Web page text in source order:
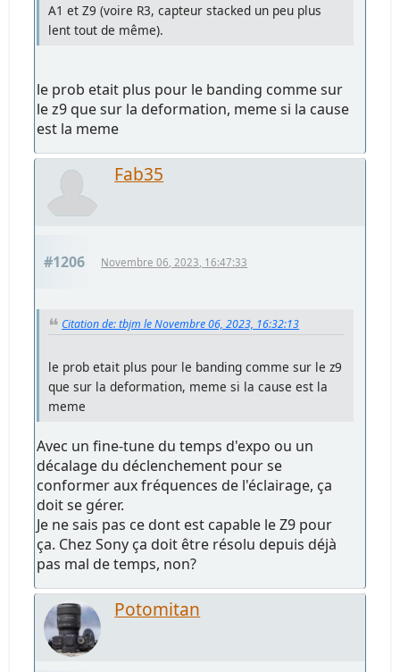
A1 et Z9 (voire R3, capteur stacked un peu plus
lent tout de même).
le prob etait plus pour le banding comme sur
le z9 que sur la deformation, meme si la cause
est la meme
Fab35
#1206 Novembre 06, 2023, 16:47:33
Citation de: tbjm le Novembre 06, 2023, 16:32:13
le prob etait plus pour le banding comme sur le z9
que sur la deformation, meme si la cause est la
meme
Avec un fine-tune du temps d'expo ou un
décalage du déclenchement pour se
conformer aux fréquences de l'éclairage, ça
doit se gérer.
Je ne sais pas ce dont est capable le Z9 pour
ça. Chez Sony ça doit être résolu depuis déjà
pas mal de temps, non?
Potomitan